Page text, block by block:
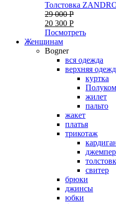
Толстовка
29 000 Р
20 300 Р
Посмотреть
Женщинам
Bogner
вся одежда
верхняя
куртка
жилет
пальто
жакет
платья
трикотаж
джемпер
свитер
брюки
джинсы
юбки